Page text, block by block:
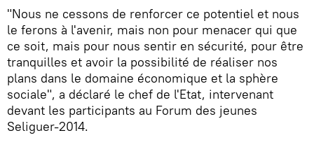
"Nous ne cessons de renforcer ce potentiel et nous
le ferons à l'avenir, mais non pour menacer qui que
ce soit, mais pour nous sentir en sécurité, pour être
tranquilles et avoir la possibilité de réaliser nos
plans dans le domaine économique et la sphère
sociale", a déclaré le chef de l'Etat, intervenant
devant les participants au Forum des jeunes
Seliguer-2014.